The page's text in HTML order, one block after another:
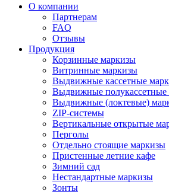
О компании
Партнерам
FAQ
Отзывы
Продукция
Корзинные маркизы
Витринные маркизы
Выдвижные кассетные
Выдвижные полукассетные
Выдвижные (локтевые)
ZIP-системы
Вертикальные открытые
Перголы
Отдельно стоящие маркизы
Пристенные летние кафе
Зимний сад
Нестандартные маркизы
Зонты